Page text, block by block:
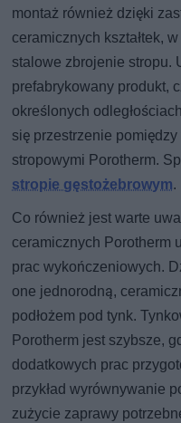
montaż również dzięki
ceramicznych kształtek,
stalowe zbrojenie stropu.
prefabrykowany produkt,
określonych
się przestrzenie
stropowymi Porotherm.
stropie gęstożebrowym.
Co również jest warte
ceramicznych Porotherm
prac wykończeniowych.
one jednorodną,
podłożem pod tynk.
Porotherm jest szybsze,
dodatkowych prac
przykład wyrównywanie
zużycie zaprawy